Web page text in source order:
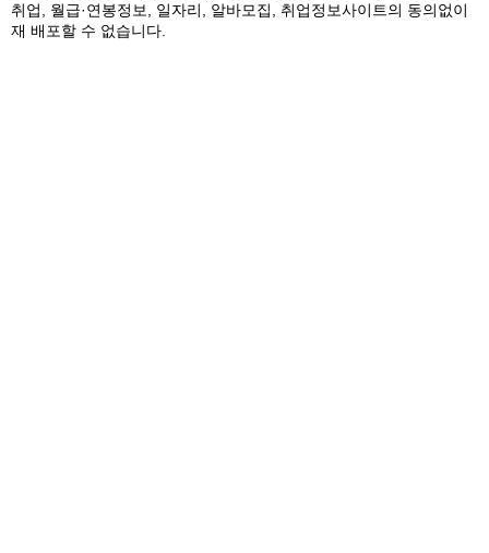
취업, 월급·연봉정보, 일자리, 알바모집, 취업정보사이트의 동의없이
재 배포할 수 없습니다.